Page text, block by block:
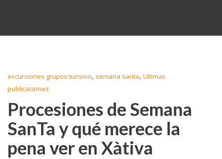
excursiones grupos turismo, semana santa, Ultimas
publicaciones
Procesiones de Semana
SanTa y qué merece la
pena ver en Xàtiva